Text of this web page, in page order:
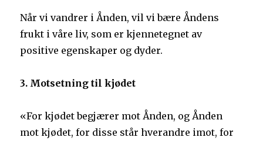
Når vi vandrer i Ånden, vil vi bære Åndens
frukt i våre liv, som er kjennetegnet av
positive egenskaper og dyder.
3. Motsetning til kjødet
«For kjødet begjærer mot Ånden, og Ånden
mot kjødet, for disse står hverandre imot, for